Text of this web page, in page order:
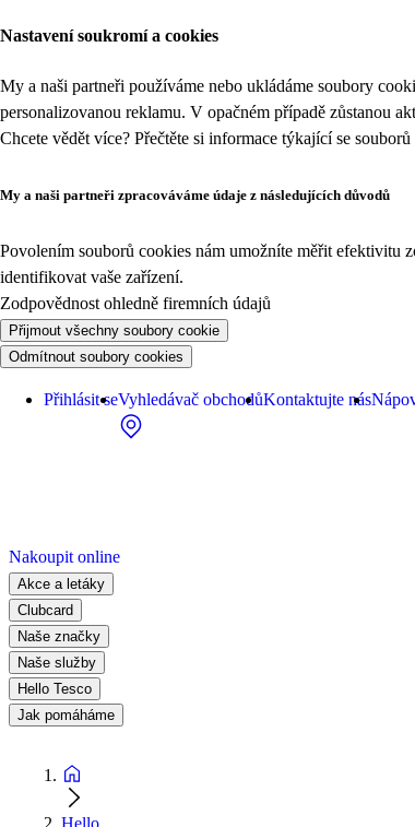
Nastavení soukromí a cookies
My a naši partneři používáme nebo ukládáme soubory
personalizovanou reklamu. V opačném případě zůstanou
Chcete vědět více? Přečtěte si informace týkající se
My a naši partneři zpracováváme údaje z následujících důvodů
Povolením souborů cookies nám umožníte měřit efektivitu
identifikovat vaše zařízení.
Zodpovědnost ohledně firemních údajů
Přijmout všechny soubory cookie
Odmítnout soubory cookies
Přihlásit seVyhledávač obchodůKontaktujte nás
Nakoupit online
Akce a letáky
Clubcard
Naše značky
Naše služby
Hello Tesco
Jak pomáháme
Hello